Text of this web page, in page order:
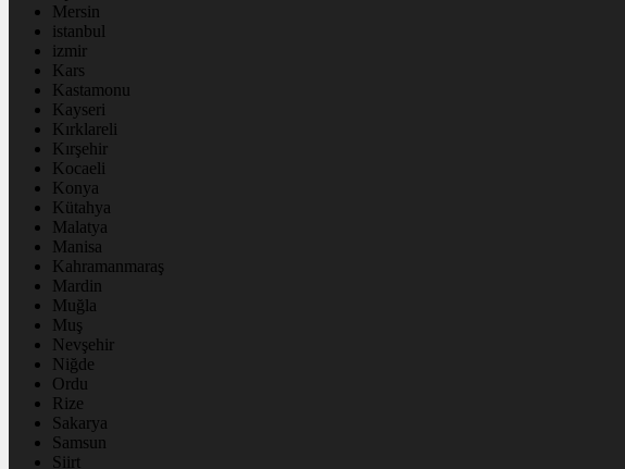
Mersin
istanbul
izmir
Kars
Kastamonu
Kayseri
Kırklareli
Kırşehir
Kocaeli
Konya
Kütahya
Malatya
Manisa
Kahramanmaraş
Mardin
Muğla
Muş
Nevşehir
Niğde
Ordu
Rize
Sakarya
Samsun
Siirt